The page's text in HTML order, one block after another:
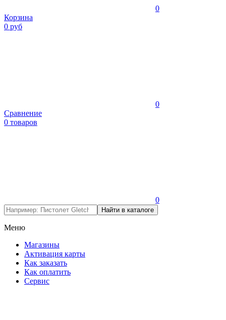
0
Корзина
0 руб
0
Сравнение
0 товаров
0
Меню
Магазины
Активация карты
Как заказать
Как оплатить
Сервис